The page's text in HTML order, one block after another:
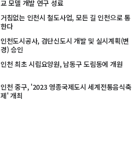
교 모델 개발 연구 성료
거침없는 인천시 철도사업, 모든 길 인천으로 통
한다
인천도시공사, 검단신도시 개발 및 실시계획(변
경) 승인
인천 최초 시립요양원, 남동구 도림동에 개원
인천 중구, '2023 영종국제도시 세계전통음식축
제' 개최